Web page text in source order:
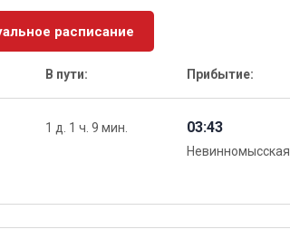
расписание
В пути: Прибытие:
1 д. 1 ч. 9 мин. 03:43
Невинномысская